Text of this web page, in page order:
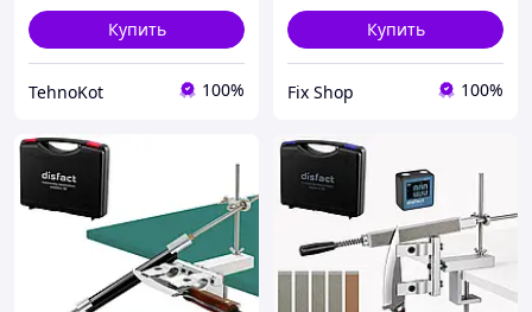
Купить
TehnoKot 100%
Купить
Fix Shop 100%